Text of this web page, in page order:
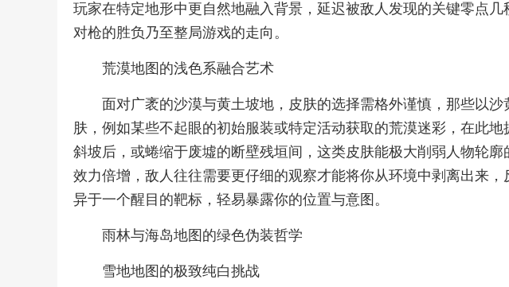
玩家在特定地形中更自然地融入背景，延迟被敌人发现的关键零点
对枪的胜负乃至整局游戏的走向。
荒漠地图的浅色系融合艺术
面对广袤的沙漠与黄土坡地，皮肤的选择需格外谨慎，那些以
肤，例如某些不起眼的初始服装或特定活动获取的荒漠迷彩，在此
斜坡后，或蜷缩于废墟的断壁残垣间，这类皮肤能极大削弱人物轮
效力倍增，敌人往往需要更仔细的观察才能将你从环境中剥离出来
异于一个醒目的靶标，轻易暴露你的位置与意图。
雨林与海岛地图的绿色伪装哲学
雪地地图的极致纯白挑战